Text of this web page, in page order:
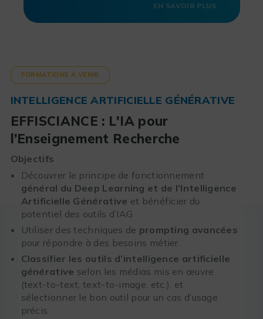
EN SAVOIR PLUS
FORMATIONS À VENIR
INTELLIGENCE ARTIFICIELLE GÉNÉRATIVE
EFFISCIANCE : L'IA pour
l’Enseignement Recherche
Objectifs
Découvrer le principe de fonctionnement
général du Deep Learning et de l’Intelligence
Artificielle Générative et bénéficier du
potentiel des outils d’IAG
Utiliser des techniques de prompting avancées
pour répondre à des besoins métier.
Classifier les outils d’intelligence artificielle
générative selon les médias mis en œuvre
(text-to-text, text-to-image, etc.), et
sélectionner le bon outil pour un cas d’usage
précis.